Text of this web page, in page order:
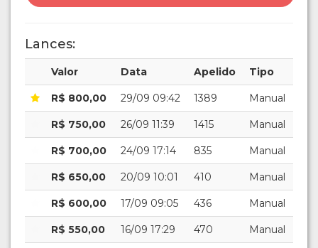
Lances:
Valor Data Apelido Tipo
R$ 800,00 29/09 09:42 1389 Manual
R$ 750,00 26/09 11:39 1415 Manual
R$ 700,00 24/09 17:14 835 Manual
R$ 650,00 20/09 10:01 410 Manual
R$ 600,00 17/09 09:05 436 Manual
R$ 550,00 16/09 17:29 470 Manual